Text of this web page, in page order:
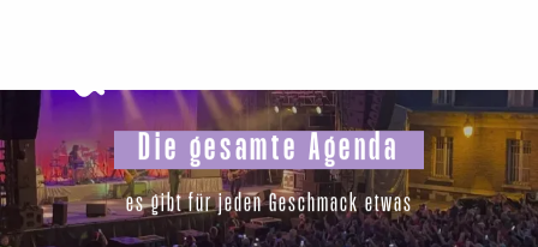
principal
Die gesamte Agenda
es gibt für jeden Geschmack etwas